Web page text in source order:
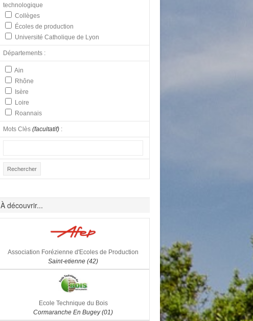
technologique
Collèges
Écoles de production
Université Catholique de Lyon
Départements :
Ain
Rhône
Isère
Loire
Roannais
Mots Clès(facultatif) :
À découvrir...
Association Forézienne d'Ecoles de Production
Saint-etienne (42)
Ecole Technique du Bois
Cormaranche En Bugey (01)